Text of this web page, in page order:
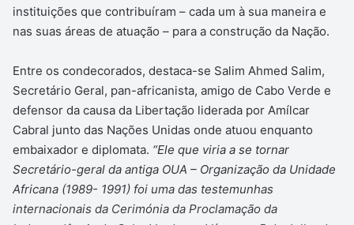
instituições que contribuíram – cada um à sua maneira e
nas suas áreas de atuação – para a construção da Nação.
Entre os condecorados, destaca-se Salim Ahmed Salim,
Secretário Geral, pan-africanista, amigo de Cabo Verde e
defensor da causa da Libertação liderada por Amílcar
Cabral junto das Nações Unidas onde atuou enquanto
embaixador e diplomata. “Ele que viria a se tornar
Secretário-geral da antiga OUA – Organização da Unidade
Africana (1989- 1991) foi uma das testemunhas
internacionais da Cerimónia da Proclamação da